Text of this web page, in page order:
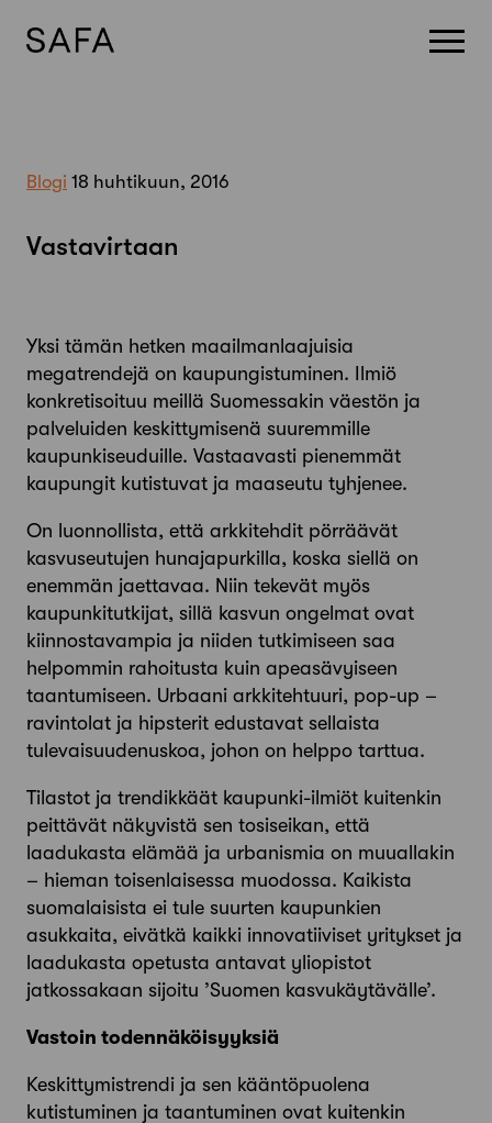
Blogi 18 huhtikuun, 2016
Vastavirtaan
Yksi tämän hetken maailmanlaajuisia
megatrendejä on kaupungistuminen. Ilmiö
konkretisoituu meillä Suomessakin väestön ja
palveluiden keskittymisenä suuremmille
kaupunkiseuduille. Vastaavasti pienemmät
kaupungit kutistuvat ja maaseutu tyhjenee.
On luonnollista, että arkkitehdit pörräävät
kasvuseutujen hunajapurkilla, koska siellä on
enemmän jaettavaa. Niin tekevät myös
kaupunkitutkijat, sillä kasvun ongelmat ovat
kiinnostavampia ja niiden tutkimiseen saa
helpommin rahoitusta kuin apeasävyiseen
taantumiseen. Urbaani arkkitehtuuri, pop-up –
ravintolat ja hipsterit edustavat sellaista
tulevaisuudenuskoa, johon on helppo tarttua.
Tilastot ja trendikkäät kaupunki-ilmiöt kuitenkin
peittävät näkyvistä sen tosiseikan, että
laadukasta elämää ja urbanismia on muuallakin
– hieman toisenlaisessa muodossa. Kaikista
suomalaisista ei tule suurten kaupunkien
asukkaita, eivätkä kaikki innovatiiviset yritykset ja
laadukasta opetusta antavat yliopistot
jatkossakaan sijoitu ’Suomen kasvukäytävälle’.
Vastoin todennäköisyyksiä
Keskittymistrendi ja sen kääntöpuolena
kutistuminen ja taantuminen ovat kuitenkin